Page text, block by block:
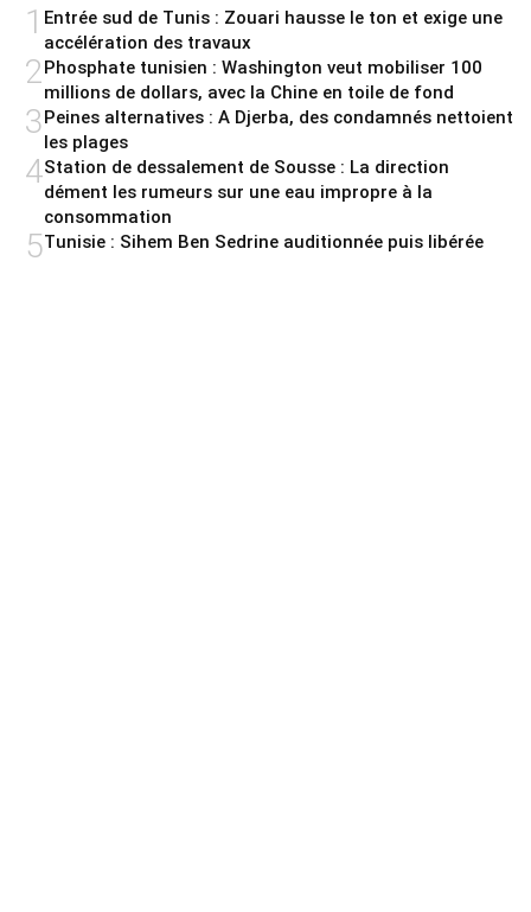
1 Entrée sud de Tunis : Zouari hausse le ton et exige une
accélération des travaux
2 Phosphate tunisien : Washington veut mobiliser 100
millions de dollars, avec la Chine en toile de fond
3Peines alternatives : A Djerba, des condamnés nettoient
les plages
4Station de dessalement de Sousse : La direction
dément les rumeurs sur une eau impropre à la
consommation
5Tunisie : Sihem Ben Sedrine auditionnée puis libérée